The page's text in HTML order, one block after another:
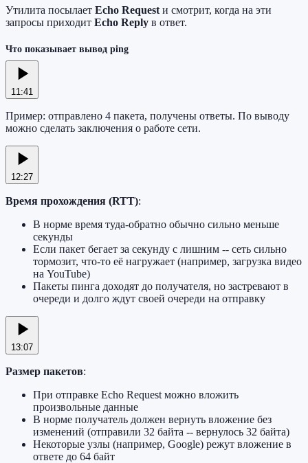
Утилита посылает Echo Request и смотрит, когда на эти
запросы приходит Echo Reply в ответ.
Что показывает вывод ping
11:41
Пример: отправлено 4 пакета, получены ответы. По выводу
можно сделать заключения о работе сети.
12:27
Время прохождения (RTT):
В норме время туда-обратно обычно сильно меньше
секунды
Если пакет бегает за секунду с лишним -- сеть сильно
тормозит, что-то её нагружает (например, загрузка видео
на YouTube)
Пакеты пинга доходят до получателя, но застревают в
очереди и долго ждут своей очереди на отправку
13:07
Размер пакетов:
При отправке Echo Request можно вложить
произвольные данные
В норме получатель должен вернуть вложение без
изменений (отправили 32 байта -- вернулось 32 байта)
Некоторые узлы (например, Google) режут вложение в
ответе до 64 байт